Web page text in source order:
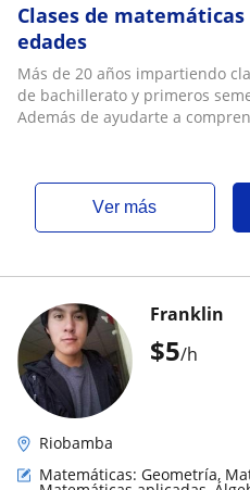
Clases de
edades
Más de 20 años impartiendo
de bachillerato y primeros
Además de ayudarte a
ver más
$5/h
Franklin
Riobamba
Matemáticas: Geometría,